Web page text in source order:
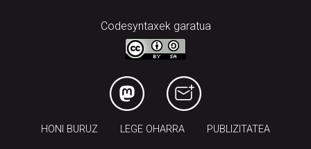
Codesyntaxek garatua
HONI BURUZ LEGE OHARRA PUBLIZITATEA